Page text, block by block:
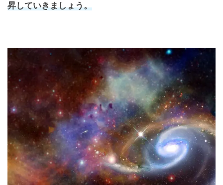
昇していきましょう。